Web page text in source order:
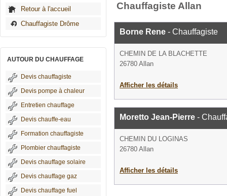
Retour à l'accueil
Chauffagiste Drôme
AUTOUR DU CHAUFFAGE
Devis chauffagiste
Devis pompe à chaleur
Entretien chauffage
Devis chauffe-eau
Formation chauffagiste
Plombier chauffagiste
Devis chauffage solaire
Devis chauffage gaz
Devis chauffage fuel
Chauffagiste Allan
Borne Rene - Chauffagiste
CHEMIN DE LA BLACHETTE
26780 Allan
Afficher les détails
Moretto Jean-Pierre -
CHEMIN DU LOGINAS
26780 Allan
Afficher les détails